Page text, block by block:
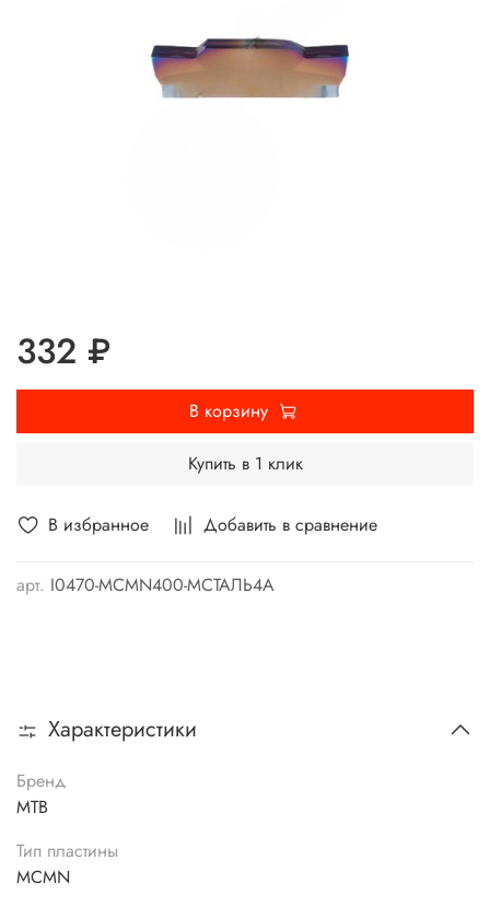
В избранное Добавить в сравнение
арт. I0470-MCMN400-MСТАЛЬ4А
332 ₽
В корзину
Купить в 1 клик
Характеристики
Бренд
MTB
Тип пластины
MCMN